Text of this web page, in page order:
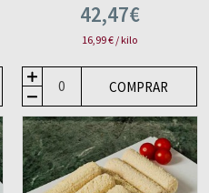
42,47€
16,99 € / kilo
COMPRAR